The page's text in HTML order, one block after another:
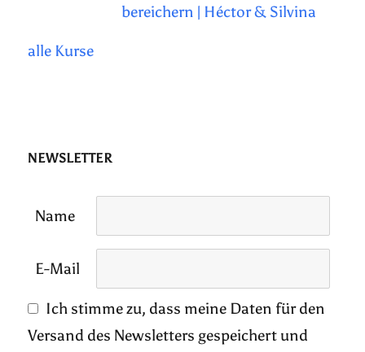
bereichern | Héctor & Silvina
alle Kurse
NEWSLETTER
Name
E-Mail
Ich stimme zu, dass meine Daten für den
Versand des Newsletters gespeichert und